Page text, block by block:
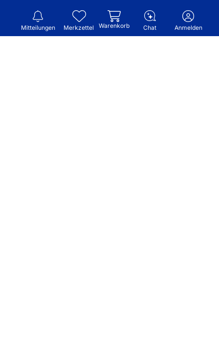
Mitteilungen Merkzettel Warenkorb Chat Anmelden